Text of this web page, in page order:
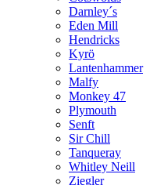
Darnley´s
Eden Mill
Hendricks
Kyrö
Lantenhammer
Malfy
Monkey 47
Plymouth
Senft
Sir Chill
Tanqueray
Whitley Neill
Ziegler